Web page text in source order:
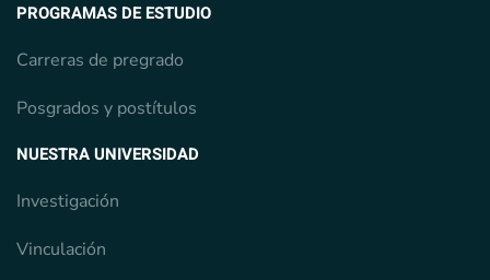
PROGRAMAS DE ESTUDIO
Carreras de pregrado
Posgrados y postítulos
NUESTRA UNIVERSIDAD
Investigación
Vinculación